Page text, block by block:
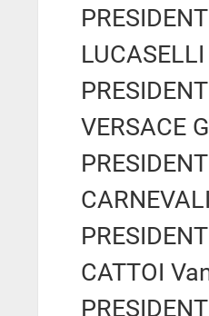
VERSACE
CATTOI